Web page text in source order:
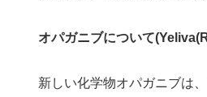
オパガニブについて(Yeliva
新しい化学物オパガニブは